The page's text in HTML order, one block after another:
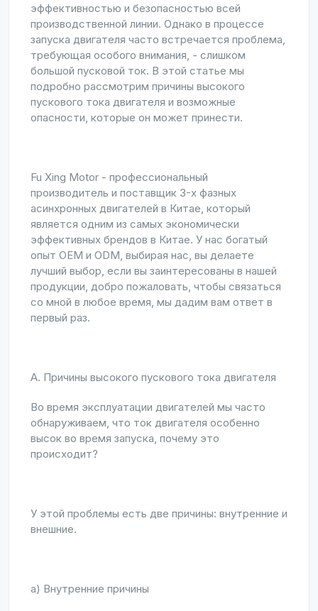
эффективностью и безопасностью всей
производственной линии. Однако в процессе
запуска двигателя часто встречается проблема,
требующая особого внимания, - слишком
большой пусковой ток. В этой статье мы
подробно рассмотрим причины высокого
пускового тока двигателя и возможные
опасности, которые он может принести.
Fu Xing Motor - профессиональный
производитель и поставщик 3-х фазных
асинхронных двигателей в Китае, который
является одним из самых экономически
эффективных брендов в Китае. У нас богатый
опыт OEM и ODM, выбирая нас, вы делаете
лучший выбор, если вы заинтересованы в нашей
продукции, добро пожаловать, чтобы связаться
со мной в любое время, мы дадим вам ответ в
первый раз.
A. Причины высокого пускового тока двигателя
Во время эксплуатации двигателей мы часто
обнаруживаем, что ток двигателя особенно
высок во время запуска, почему это
происходит?
У этой проблемы есть две причины: внутренние и
внешние.
а) Внутренние причины